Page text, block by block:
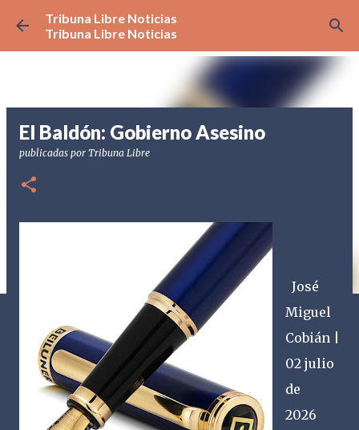
Ir al contenido principal
Tribuna Libre Noticias
Tribuna Libre Noticias
El Baldón: Gobierno Asesino
publicadas por Tribuna Libre
José
Miguel
Cobián |
02 julio
de
2026